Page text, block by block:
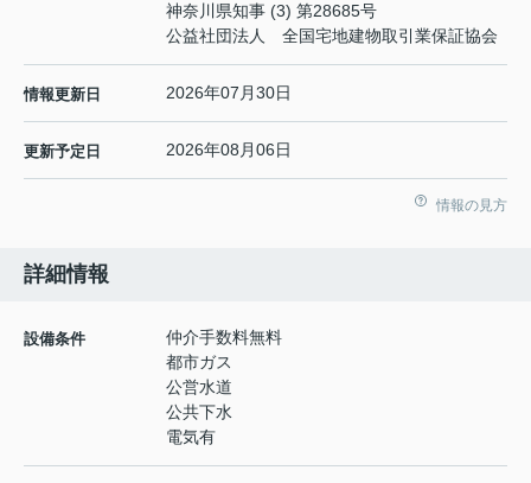
神奈川県知事 (3) 第28685号
公益社団法人 全国宅地建物取引業保証協会
情報更新日 2026年07月30日
更新予定日 2026年08月06日
情報の見方
詳細情報
設備条件
仲介手数料無料
都市ガス
公営水道
公共下水
電気有